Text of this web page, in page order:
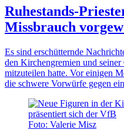
Ruhestands-
Missbrauch
Es sind erschütternde
den Kirchengremien und
mitzuteilen hatte. Vor einigen
die schwere Vorwürfe gegen
Foto: Valerie Misz